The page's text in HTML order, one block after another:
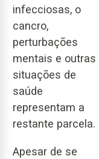
infecciosas, o
cancro,
perturbações
mentais e outras
situações de
saúde
representam a
restante parcela.
Apesar de se